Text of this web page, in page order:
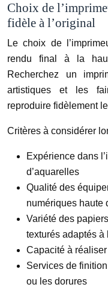
Choix de
fidèle à l’original
Le choix de
rendu final à la
Recherchez un
artistiques et les
reproduire fidèlement
Critères à considérer
Expérience dans
d’aquarelles
Qualité des
numériques haute
Variété des
texturés adaptés à
Capacité à
Services de
ou les dorures